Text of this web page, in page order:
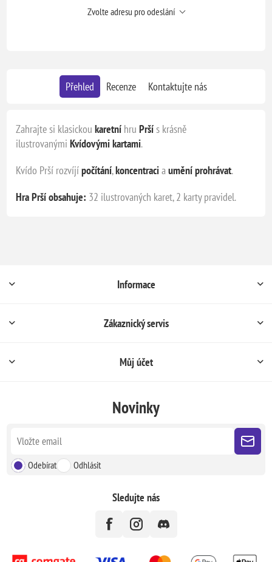
Zvolte adresu pro odeslání
Přehled Recenze Kontaktujte nás
Zahrajte si klasickoukaretní hru Pršís krásně
ilustrovanýmiKvídovými kartami.
Kvído Prší rozvíjípočítání,koncentraciaumění prohrávat.
Hra Prší obsahuje: 32 ilustrovaných karet, 2 karty pravidel.
Informace
Zákaznický servis
Můj účet
Novinky
Odebírat Odhlásit
Sledujte nás